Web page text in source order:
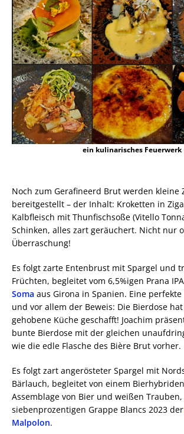
ein kulinarisches Feuerwerk
Noch zum Gerafineerd Brut werden kleine
bereitgestellt – der Inhalt: Kroketten in
Kalbfleisch mit Thunfischsoße (Vitello
Schinken, alles zart geräuchert. Nicht nur
Überraschung!
Es folgt zarte Entenbrust mit Spargel und
Früchten, begleitet vom 6,5%igen Prana
Soma aus Girona in Spanien. Eine
und vor allem der Beweis: Die Bierdose
gehobene Küche geschafft! Joachim
bunte Bierdose mit der gleichen
wie die edle Flasche des Bière Brut vorher.
Es folgt zart angerösteter Spargel mit
Bärlauch, begleitet von einem
Assemblage von Bier und weißen
siebenprozentigen Grappe Blancs 2023 der
Malpolon.